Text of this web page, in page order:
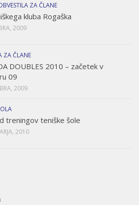
ZA ČLANE
kluba Rogaška
2009
ZA ČLANE
DOUBLES 2010 – začetek v
09
2009
treningov teniške šole
2010